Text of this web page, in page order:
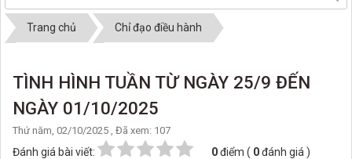
Trang chủ Chỉ đạo điều hành
TÌNH HÌNH TUẦN TỪ NGÀY 25/9 ĐẾN
NGÀY 01/10/2025
Thứ năm, 02/10/2025 , Đã xem: 107
Đánh giá bài viết: 0điểm ( 0đánh giá )